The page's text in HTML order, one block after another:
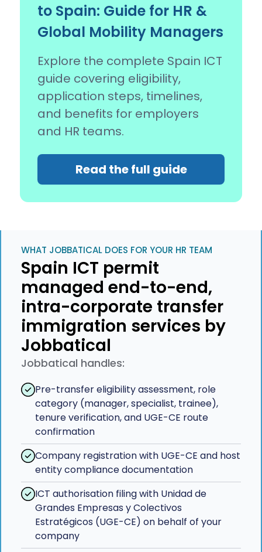
to Spain: Guide for HR &
Global Mobility Managers
Explore the complete Spain ICT
guide covering eligibility,
application steps, timelines,
and benefits for employers
and HR teams.
Read the full guide
WHAT JOBBATICAL DOES FOR YOUR HR TEAM
Spain ICT permit
managed end-to-end,
intra-corporate transfer
immigration services by
Jobbatical
Jobbatical handles:
Pre-transfer eligibility assessment, role
category (manager, specialist, trainee),
tenure verification, and UGE-CE route
confirmation
Company registration with UGE-CE and host
entity compliance documentation
ICT authorisation filing with Unidad de
Grandes Empresas y Colectivos
Estratégicos (UGE-CE) on behalf of your
company